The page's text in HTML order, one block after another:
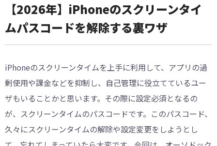
【2026年】iPhoneのスクリーンタイ
ムパスコードを解除する裏ワザ
iPhoneのスクリーンタイムを上手に利用して、アプリの過
剰使用や課金などを抑制し、自己管理に役立てているユー
ザもいることかと思います。その際に設定必須となるの
が、スクリーンタイムのパスコードです。このパスコード、
久々にスクリーンタイムの解除や設定変更をしようとし